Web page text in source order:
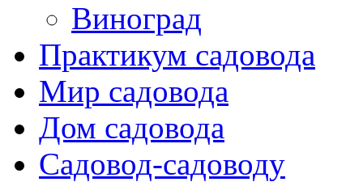
Виноград
Практикум садовода
Мир садовода
Дом садовода
Садовод-садоводу